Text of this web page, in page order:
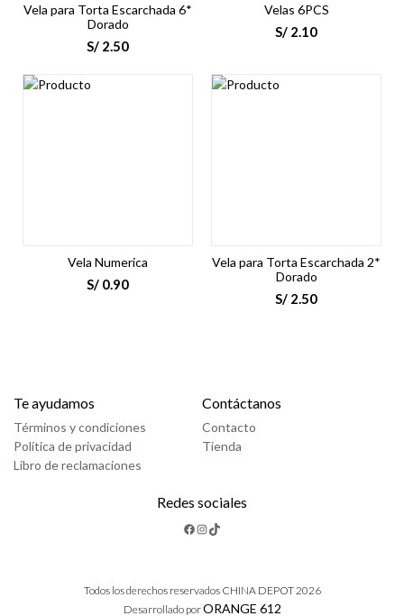
Vela para Torta Escarchada 6*
Dorado
S/ 2.50
Velas 6PCS
S/ 2.10
Vela Numerica
S/ 0.90
Vela para Torta Escarchada 2*
Dorado
S/ 2.50
Te ayudamos
Términos y condiciones
Política de privacidad
Libro de reclamaciones
Contáctanos
Contacto
Tienda
Redes sociales
Facebook Instagram TikTok
Todos los derechos reservados CHINA DEPOT 2026
Desarrollado porORANGE 612